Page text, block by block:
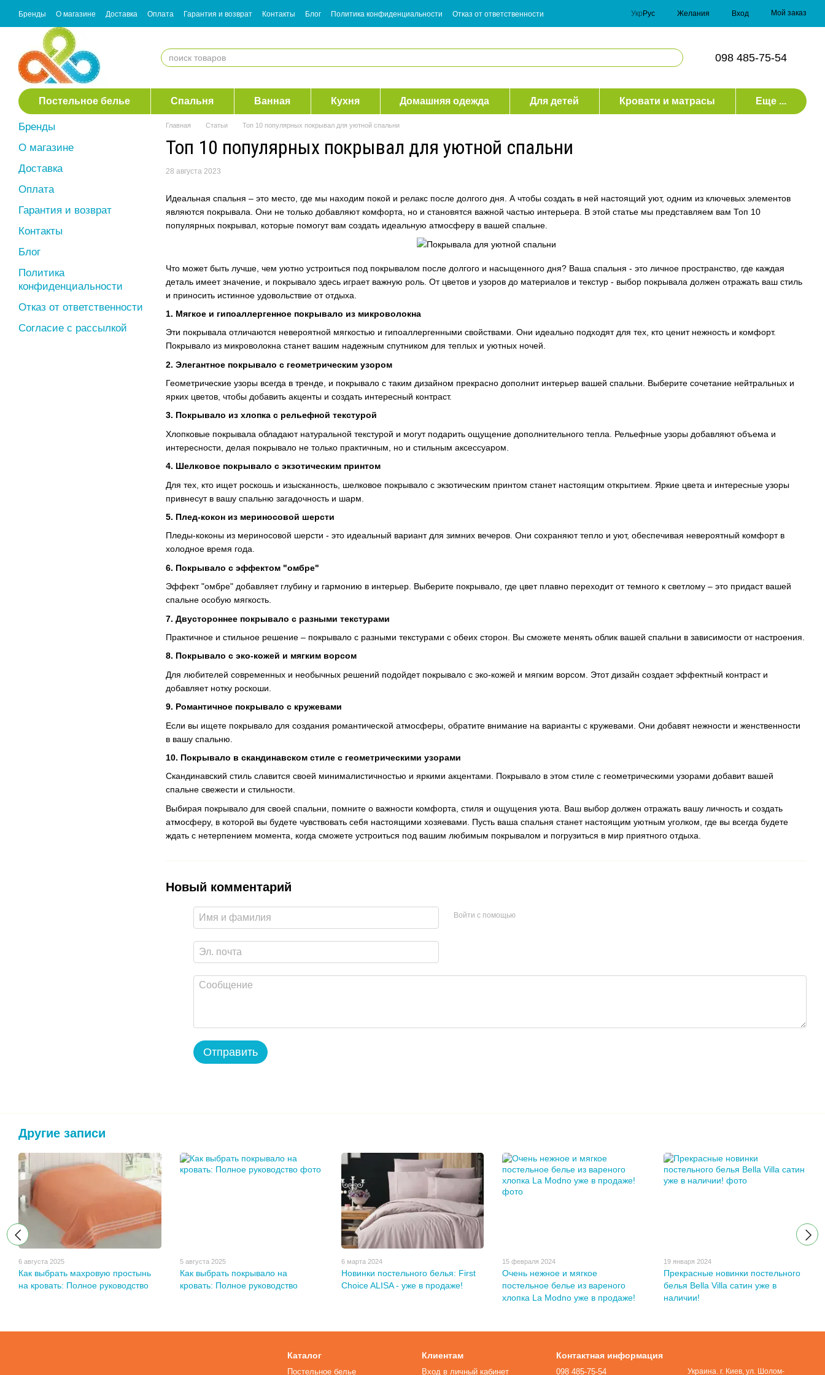
Перейти к основному контенту
Бренды О магазине Доставка Оплата Гарантия и возврат Контакты Блог Политика конфиденциальности
Отказ от ответственности
Согласие с рассылкой
Укр Рус Желания Вход Мой заказ
098 485-75-54
Постельное белье Спальня Ванная Кухня Домашняя одежда Для детей Кровати и матрасы Еще ...
Главная Статьи Топ 10 популярных покрывал для уютной спальни
Топ 10 популярных покрывал для уютной спальни
28 августа 2023
Идеальная спальня – это место, где мы находим покой и релакс после долгого дня. А чтобы создать в ней настоящий уют, одним из ключевых элементов
являются покрывала. Они не только добавляют комфорта, но и становятся важной частью интерьера. В этой статье мы представляем вам Топ 10
популярных покрывал, которые помогут вам создать идеальную атмосферу в вашей спальне.
Что может быть лучше, чем уютно устроиться под покрывалом после долгого и насыщенного дня? Ваша спальня - это личное пространство, где каждая
деталь имеет значение, и покрывало здесь играет важную роль. От цветов и узоров до материалов и текстур - выбор покрывала должен отражать ваш стиль
и приносить истинное удовольствие от отдыха.
1. Мягкое и гипоаллергенное покрывало из микроволокна
Эти покрывала отличаются невероятной мягкостью и гипоаллергенными свойствами. Они идеально подходят для тех, кто ценит нежность и комфорт.
Покрывало из микроволокна станет вашим надежным спутником для теплых и уютных ночей.
2. Элегантное покрывало с геометрическим узором
Геометрические узоры всегда в тренде, и покрывало с таким дизайном прекрасно дополнит интерьер вашей спальни. Выберите сочетание нейтральных и
ярких цветов, чтобы добавить акценты и создать интересный контраст.
3. Покрывало из хлопка с рельефной текстурой
Хлопковые покрывала обладают натуральной текстурой и могут подарить ощущение дополнительного тепла. Рельефные узоры добавляют объема и
интересности, делая покрывало не только практичным, но и стильным аксессуаром.
4. Шелковое покрывало с экзотическим принтом
Для тех, кто ищет роскошь и изысканность, шелковое покрывало с экзотическим принтом станет настоящим открытием. Яркие цвета и интересные узоры
привнесут в вашу спальню загадочность и шарм.
5. Плед-кокон из мериносовой шерсти
Пледы-коконы из мериносовой шерсти - это идеальный вариант для зимних вечеров. Они сохраняют тепло и уют, обеспечивая невероятный комфорт в
холодное время года.
6. Покрывало с эффектом "омбре"
Эффект "омбре" добавляет глубину и гармонию в интерьер. Выберите покрывало, где цвет плавно переходит от темного к светлому – это придаст вашей
спальне особую мягкость.
7. Двустороннее покрывало с разными текстурами
Практичное и стильное решение – покрывало с разными текстурами с обеих сторон. Вы сможете менять облик вашей спальни в зависимости от настроения.
8. Покрывало с эко-кожей и мягким ворсом
Для любителей современных и необычных решений подойдет покрывало с эко-кожей и мягким ворсом. Этот дизайн создает эффектный контраст и
добавляет нотку роскоши.
9. Романтичное покрывало с кружевами
Если вы ищете покрывало для создания романтической атмосферы, обратите внимание на варианты с кружевами. Они добавят нежности и женственности
в вашу спальню.
10. Покрывало в скандинавском стиле с геометрическими узорами
Скандинавский стиль славится своей минималистичностью и яркими акцентами. Покрывало в этом стиле с геометрическими узорами добавит вашей
спальне свежести и стильности.
Выбирая покрывало для своей спальни, помните о важности комфорта, стиля и ощущения уюта. Ваш выбор должен отражать вашу личность и создать
атмосферу, в которой вы будете чувствовать себя настоящими хозяевами. Пусть ваша спальня станет настоящим уютным уголком, где вы всегда будете
ждать с нетерпением момента, когда сможете устроиться под вашим любимым покрывалом и погрузиться в мир приятного отдыха.
Новый комментарий
Войти с помощью
Отправить
Бренды
О магазине
Доставка
Оплата
Гарантия и возврат
Контакты
Блог
Политика
конфиденциальности
Отказ от ответственности
Согласие с рассылкой
Другие записи
6 августа 2025
Как выбрать махровую простынь
на кровать: Полное руководство
5 августа 2025
Как выбрать покрывало на
кровать: Полное руководство
6 марта 2024
Новинки постельного белья: First
Choice ALISA - уже в продаже!
15 февраля 2024
Очень нежное и мягкое
постельное белье из вареного
хлопка La Modno уже в продаже!
19 января 2024
Прекрасные новинки постельного
белья Bella Villa сатин уже в
наличии!
Каталог
Постельное белье
Клиентам
Вход в личный кабинет
Контактная информация
098 485-75-54 Украина. г. Киев, ул. Шолом-